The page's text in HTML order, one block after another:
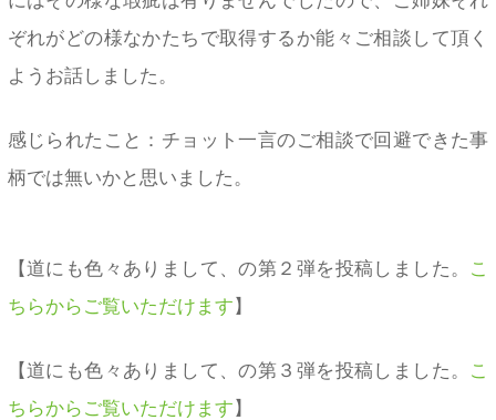
ぞれがどの様なかたちで取得するか能々ご相談して頂く
ようお話しました。
感じられたこと：チョット一言のご相談で回避できた事
柄では無いかと思いました。
【道にも色々ありまして、の第２弾を投稿しました。 こ
ちらからご覧いただけます 】
【道にも色々ありまして、の第３弾を投稿しました。 こ
ちらからご覧いただけます 】